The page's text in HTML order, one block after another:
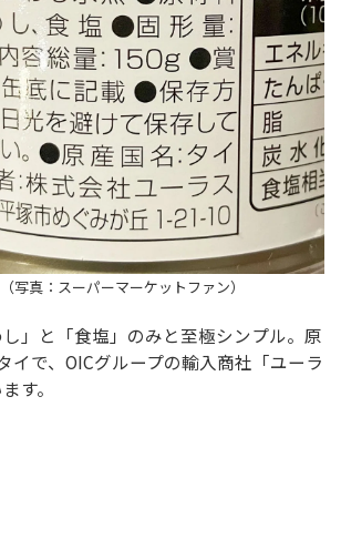
写真：スーパーマーケットファン）
」と「食塩」のみと至極シンプル。原
イで、OICグループの輸入商社「ユーラ
す。